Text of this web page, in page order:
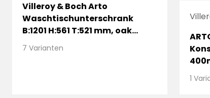
Villeroy & Boch Arto
Waschtischunterschrank
B:1201 H:561 T:521 mm, oak
kansas, 2 Auszüge, 2 Beckene
7 Varianten
1